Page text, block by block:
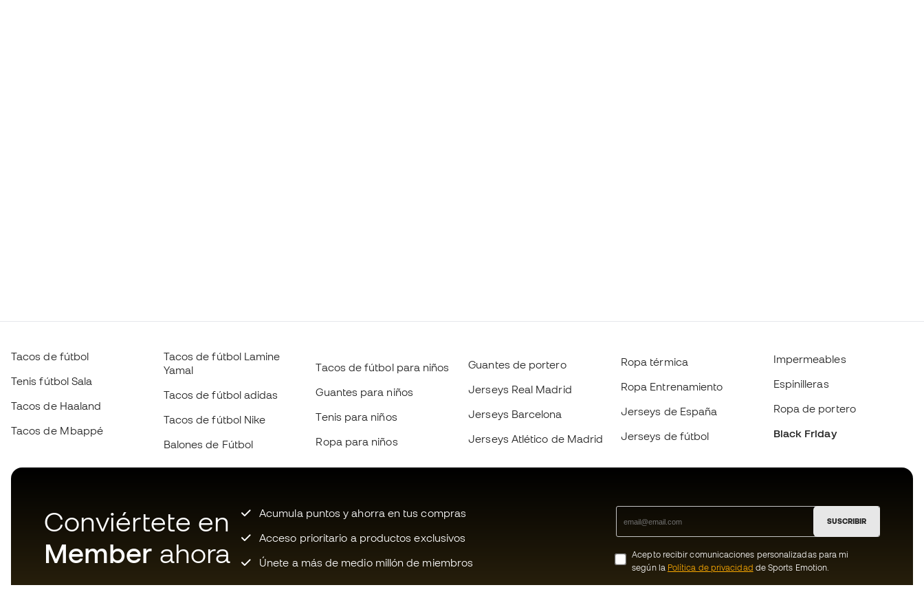
Tacos de fútbol
Tenis fútbol Sala
Tacos de Haaland
Tacos de Mbappé
Tacos de fútbol Lamine
Yamal
Tacos de fútbol adidas
Tacos de fútbol Nike
Balones de Fútbol
Tacos de fútbol para niños
Guantes para niños
Tenis para niños
Ropa para niños
Guantes de portero
Jerseys Real Madrid
Jerseys Barcelona
Jerseys Atlético de Madrid
Ropa térmica
Ropa Entrenamiento
Jerseys de España
Jerseys de fútbol
Impermeables
Espinilleras
Ropa de portero
Black Friday
Conviértete en
Member ahora
Acumula puntos y ahorra en tus compras
Acceso prioritario a productos exclusivos
Únete a más de medio millón de miembros
SUSCRIBIR
Acepto recibir comunicaciones personalizadas para mi
según la Política de privacidad de Sports Emotion.